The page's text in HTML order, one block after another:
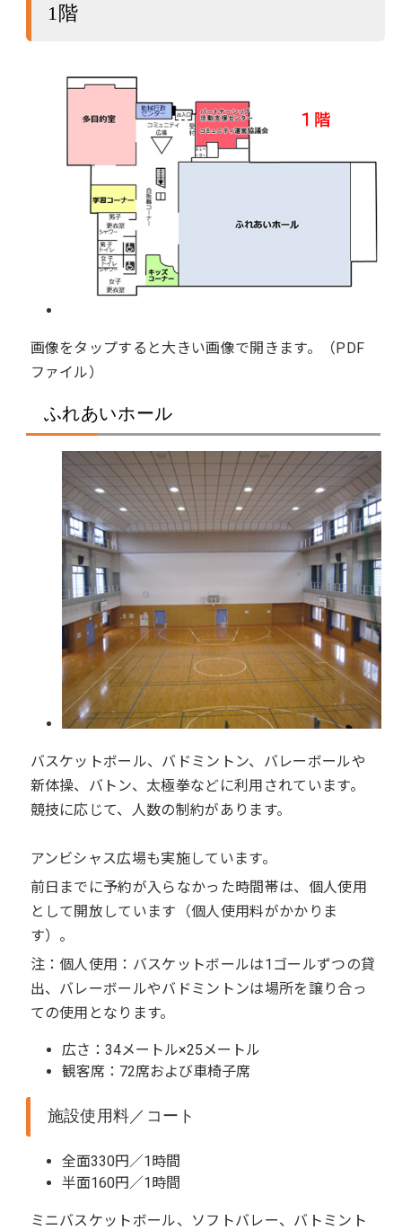
1階
画像をタップすると大きい画像で開きます。（PDF
ファイル）
ふれあいホール
バスケットボール、バドミントン、バレーボールや
新体操、バトン、太極拳などに利用されています。
競技に応じて、人数の制約があります。
アンビシャス広場も実施しています。
前日までに予約が入らなかった時間帯は、個人使用
として開放しています（個人使用料がかかりま
す）。
注：個人使用：バスケットボールは1ゴールずつの貸
出、バレーボールやバドミントンは場所を譲り合っ
ての使用となります。
広さ：34メートル×25メートル
観客席：72席および車椅子席
施設使用料／コート
全面330円／1時間
半面160円／1時間
ミニバスケットボール、ソフトバレー、バトミント